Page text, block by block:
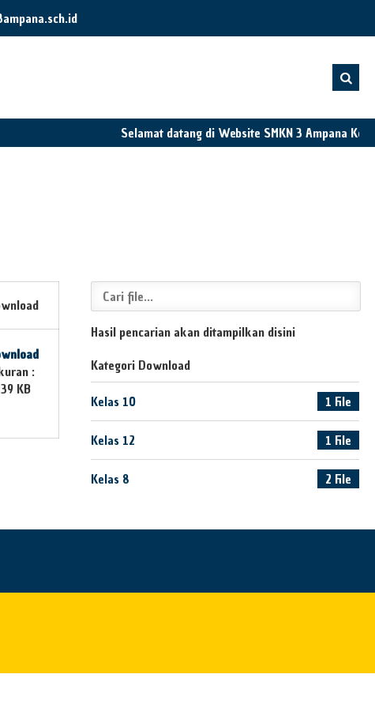
Selamat datang di Website SMKN 3 Ampana Kota
:
KB
Hasil pencarian akan ditampilkan disini
Kategori Download
Kelas 10 1 File
Kelas 12 1 File
Kelas 8 2 File